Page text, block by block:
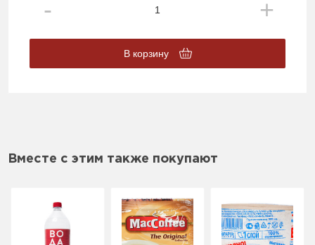
В корзину
Вместе с этим также покупают